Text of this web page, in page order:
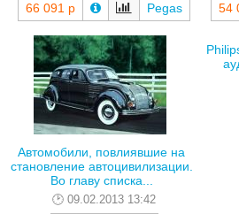
66 091 р Pegas 54
Автомобили, повлиявшие на
становление автоцивилизации.
Во главу списка...
09.02.2013 13:42